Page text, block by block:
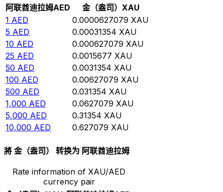
阿联酋迪拉姆AED 金（盎司） XAU
1 AED 0.0000627079 XAU
5 AED 0.00031354 XAU
10 AED 0.000627079 XAU
25 AED 0.0015677 XAU
50 AED 0.0031354 XAU
100 AED 0.00627079 XAU
500 AED 0.031354 XAU
1,000 AED 0.0627079 XAU
5,000 AED 0.31354 XAU
10,000 AED 0.627079 XAU
將 金（盎司） 转换为 阿联酋迪拉姆
Rate information of XAU/AED
currency pair